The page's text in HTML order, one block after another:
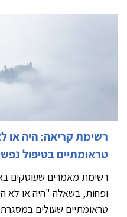
רשימת קריאה: היה או
טראומתיים בטיפול
רשימת מאמרים שעוסקים
ופחות, בשאלה "היה או לא
טראומתיים שעולים במסגרת